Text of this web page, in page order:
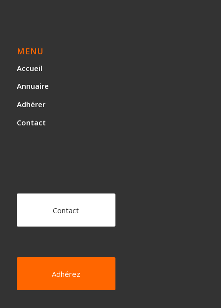
MENU
Accueil
Annuaire
Adhérer
Contact
Contact
Adhérez